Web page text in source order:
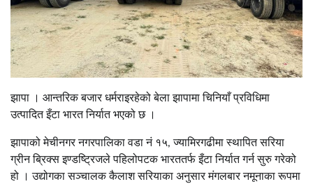
झापा । आन्तरिक बजार धर्मराइरहेको बेला झापामा चिनियाँ प्रविधिमा
उत्पादित इँटा भारत निर्यात भएको छ ।
झापाको मेचीनगर नगरपालिका वडा नं १५, ज्यामिरगढीमा स्थापित सरिया
ग्रीन ब्रिक्स इण्डष्ट्रिजले पहिलोपटक भारततर्फ इँटा निर्यात गर्न सुरु गरेको
हो । उद्योगका सञ्चालक कैलाश सरियाका अनुसार मंगलबार नमूनाका रूपमा